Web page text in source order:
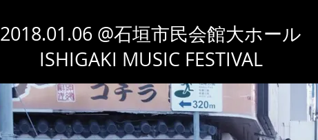
2018.01.06 @石垣市民会館大ホール
ISHIGAKI MUSIC FESTIVAL